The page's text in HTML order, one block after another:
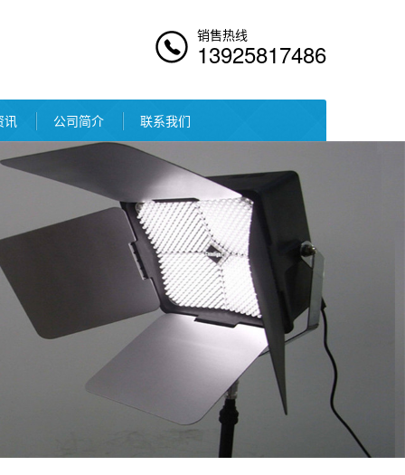
销售热线
13925817486
讯 公司简介 联系我们